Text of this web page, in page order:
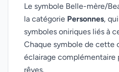
Le symbole Belle-mère/
la catégorie Personnes,
symboles oniriques liés à
Chaque symbole de cette
éclairage complémentaire
rêves.